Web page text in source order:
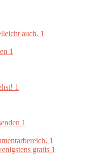
auch. 1
1
1
1
1
gratis 1